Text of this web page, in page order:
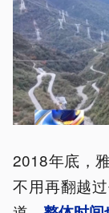
2018年底，
不用再翻越